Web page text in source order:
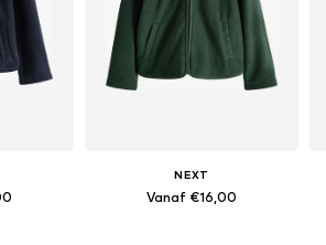
NEXT
Vanaf €16,00